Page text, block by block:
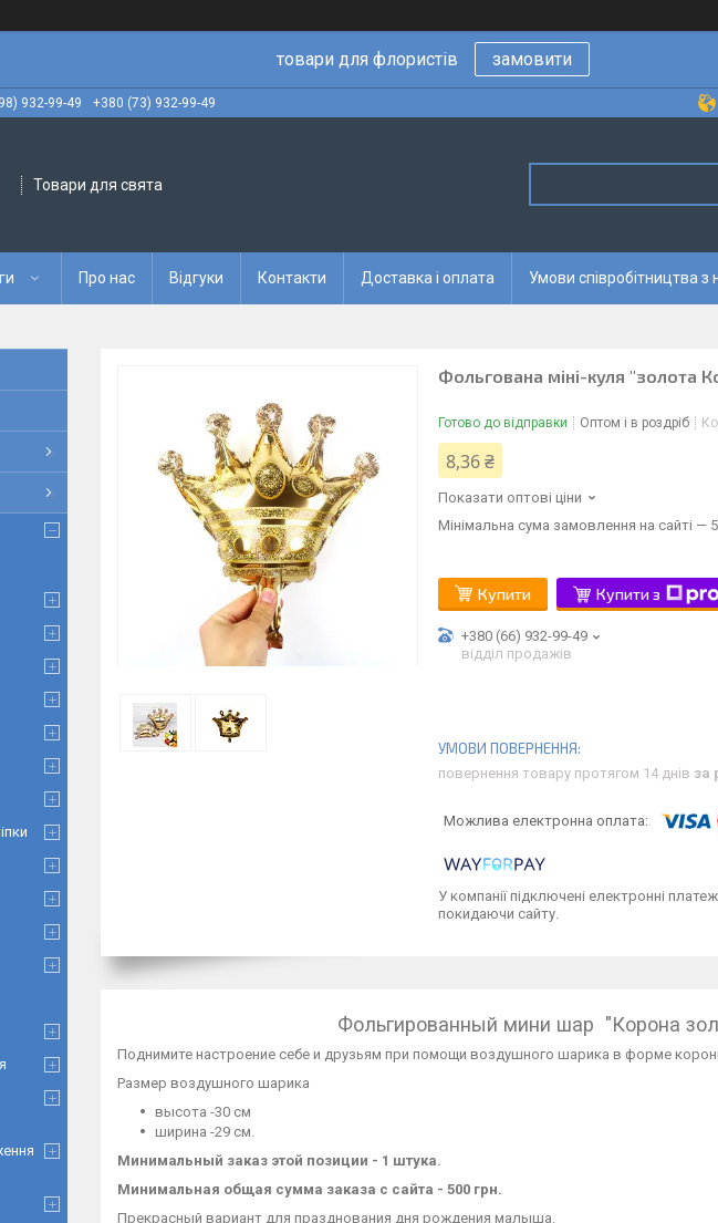
товари для флористів замовити
932-99-49 +380 (73) 932-99-49
Товари для свята
Про нас Відгуки Контакти Доставка і оплата Умови співробітництва з
Фольгована міні-куля "золота
Готово до відправки Оптом і в роздріб
8,36 ₴
Показати оптові ціни
Мінімальна сума замовлення на сайті —
Купити Купити з
+380 (66) 932-99-49
відділ продажів
повернення товару протягом 14 днів за
У компанії підключені електронні
покидаючи сайту.
Фольгированный мини шар "Корона
Поднимите настроение себе и друзьям при помощи воздушного шарика в форме
Размер воздушного шарика
высота -30 см
ширина -29 см.
Минимальный заказ этой позиции - 1 штука.
Минимальная общая сумма заказа с сайта - 500 грн.
Прекрасный вариант для празднования дня рождения малыша.